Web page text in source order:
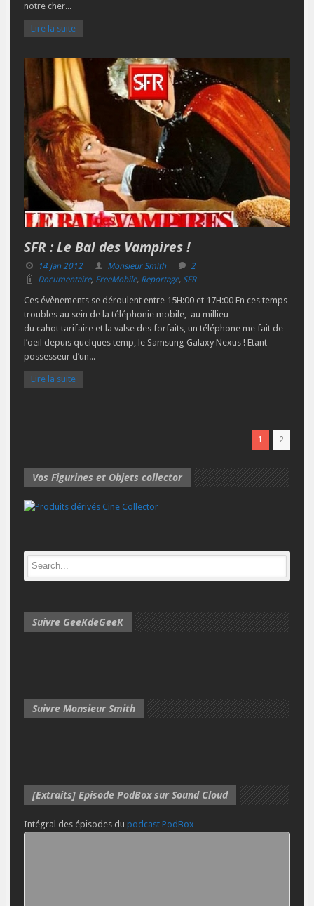
notre cher...
Lire la suite
SFR : Le Bal des Vampires !
14 jan 2012 Monsieur Smith
2
Documentaire, FreeMobile, Reportage, SFR
Ces évènements se déroulent entre 15H:00 et 17H:00 En ces temps
troubles au sein de la téléphonie mobile, au millieu
du cahot tarifaire et la valse des forfaits, un téléphone me fait de
l’oeil depuis quelques temp, le Samsung Galaxy Nexus ! Etant
possesseur d’un...
Lire la suite
1 2
Vos Figurines et Objets collector
Suivre GeeKdeGeeK
Suivre Monsieur Smith
[Extraits] Episode PodBox sur Sound Cloud
Intégral des épisodes du podcast PodBox